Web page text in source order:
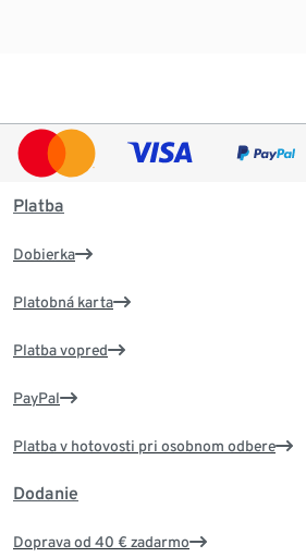
Platba
Dobierka
Platobná karta
Platba vopred
PayPal
Platba v hotovosti pri osobnom odbere
Dodanie
Doprava od 40 € zadarmo